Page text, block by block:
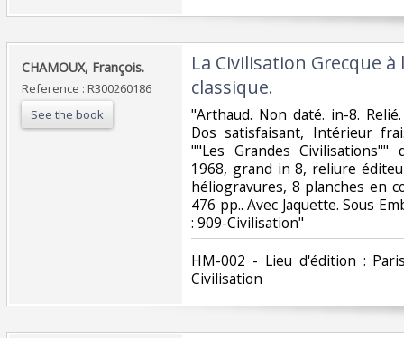
‎CHAMOUX, François.‎
Reference : R300260186
See the book
‎La Civilisation Grecque
classique.‎
‎"Arthaud. Non daté. in-8.
Dos satisfaisant, Intérieur
""Les Grandes Civilisations""
1968, grand in 8, reliure
héliogravures, 8 planches en
476 pp.. Avec Jaquette. Sous
: 909-Civilisation"‎
‎HM-002 - Lieu d'édition :
Civilisation‎